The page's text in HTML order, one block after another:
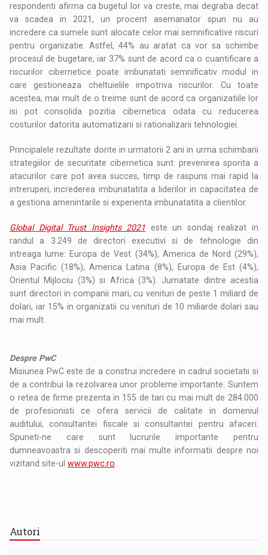
respondenti afirma ca bugetul lor va creste, mai degraba decat
va scadea in 2021, un procent asemanator spun nu au
incredere ca sumele sunt alocate celor mai semnificative riscuri
pentru organizatie. Astfel, 44% au aratat ca vor sa schimbe
procesul de bugetare, iar 37% sunt de acord ca o cuantificare a
riscurilor cibernetice poate imbunatati semnificativ modul in
care gestioneaza cheltuielile impotriva riscurilor. Cu toate
acestea, mai mult de o treime sunt de acord ca organizatiile lor
isi pot consolida pozitia cibernetica odata cu reducerea
costurilor datorita automatizarii si rationalizarii tehnologiei.
Principalele rezultate dorite in urmatorii 2 ani in urma schimbarii
strategiilor de securitate cibernetica sunt: prevenirea sporita a
atacurilor care pot avea succes, timp de raspuns mai rapid la
intreruperi, increderea imbunatatita a liderilor in capacitatea de
a gestiona amenintarile si experienta imbunatatita a clientilor.
Global Digital Trust Insights 2021 este un sondaj realizat in
randul a 3.249 de directori executivi si de tehnologie din
intreaga lume: Europa de Vest (34%), America de Nord (29%),
Asia Pacific (18%), America Latina (8%), Europa de Est (4%),
Orientul Mijlociu (3%) si Africa (3%). Jumatate dintre acestia
sunt directori in companii mari, cu venituri de peste 1 miliard de
dolari, iar 15% in organizatii cu venituri de 10 miliarde dolari sau
mai mult.
Despre PwC
Misiunea PwC este de a construi incredere in cadrul societatii si
de a contribui la rezolvarea unor probleme importante. Suntem
o retea de firme prezenta in 155 de tari cu mai mult de 284.000
de profesionisti ce ofera servicii de calitate in domeniul
auditului, consultantei fiscale si consultantei pentru afaceri.
Spuneti-ne care sunt lucrurile importante pentru
dumneavoastra si descoperiti mai multe informatii despre noi
vizitand site-ulwww.pwc.ro
Autori